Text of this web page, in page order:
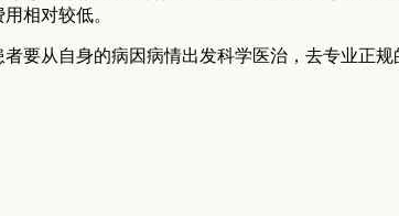
相对较低。
要从自身的病因病情出发科学医治，去专业正